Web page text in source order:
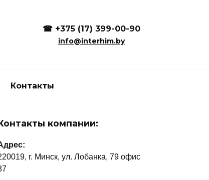
☎ +375 (17) 399-00-90
info@interhim.by
Контакты
компании:
г. Минск, ул. Лобанка, 79 офис